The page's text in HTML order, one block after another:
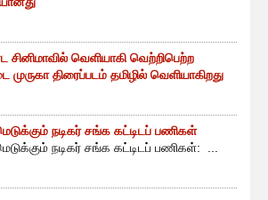
வெளியாகி வெற்றிபெற்ற
திரைப்படம் தமிழில் வெளியாகிறது
நடிகர் சங்க கட்டிடப் பணிகள்
நடிகர் சங்க கட்டிடப் பணிகள்: ...